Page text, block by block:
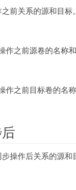
前关系的源和目标。
作之前源卷的名称和
作之前目标卷的名称
操作后关系的源和